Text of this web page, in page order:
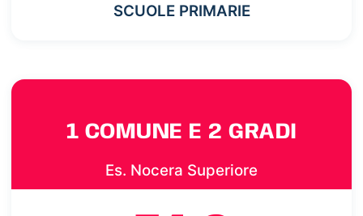
SCUOLE PRIMARIE
1 COMUNE E 2 GRADI
Es. Nocera Superiore